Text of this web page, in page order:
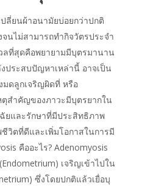
ลี่ยนผ้าอนามัยบ่อยกว่าปกติ
นไม่สามารถทำกิจวัตรประจำ
ลที่สุดคือพยายามมีบุตรมานาน
ประสบปัญหาเหล่านี้ อาจเป็น
ดลูกเจริญผิดที่ หรือ
ตุสำคัญของภาวะมีบุตรยากใน
ยและรักษาที่มีประสิทธิภาพ
ตที่ดีและเพิ่มโอกาสในการมี
คืออะไร? Adenomyosis
เจริญเข้าไปใน
ซึ่งโดยปกติแล้วเยื่อบุ